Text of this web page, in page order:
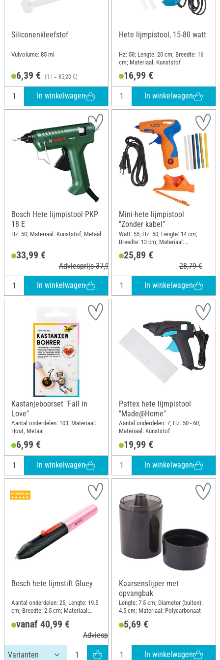
Siliconenkleefstof
Vulvolume: 85 ml
6,39 € (1 l = 85,20 €)
In winkelwagen
Hete lijmpistool, 15-80 watt
Hz: 50; Lengte: 20 cm; Breedte: 16
cm; Materiaal: Kunststof
16,99 €
In winkelwagen
Bosch Hete lijmpistool PKP
18 E
Hz: 50; Materiaal: Kunststof, Metaal
33,99 €
Adviesprijs 37,99 €
In winkelwagen
Mini-hete lijmpistool
"Zonder kabel"
Watt: 55; Hz: 50; Lengte: 14 cm;
Breedte: 13 cm; Materiaal:
25,89 €
28,79 €
In winkelwagen
Kastanjeboorset "Fall in
Love"
Aantal onderdelen: 103; Materiaal:
Hout, Metaal
6,99 €
In winkelwagen
Pattex hete lijmpistool
"Made@Home"
Aantal onderdelen: 7; Hz: 50 - 60;
Materiaal: Kunststof
19,99 €
In winkelwagen
Bosch hete lijmstift Gluey
Aantal onderdelen: 25; Lengte: 19.5
cm; Breedte: 2.5 cm; Materiaal:
vanaf 40,99 €
Adviesprijs 46,99 €
Kaarsenslijper met
opvangbak
Lengte: 7.5 cm; Diameter (buiten):
4.5 cm; Materiaal: Polycarbonaat
5,69 €
In winkelwagen